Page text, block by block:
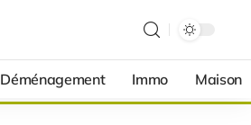
Déménagement Immo Maison